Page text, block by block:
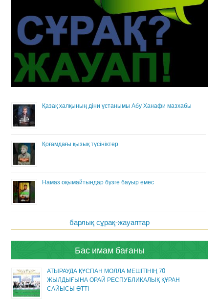
Қазақ халқының діни ұстанымы Абу Ханафи мазхабы
Қоғамдағы қызық түсініктер
Намаз оқымайтындар бузге бауыр емес
барлық сұрақ-жауаптар
Бас имам бағаны
АТЫРАУДА ҚҰСПАН МОЛЛА МЕШІТІНІҢ 70
ЖЫЛДЫҒЫНА ОРАЙ РЕСПУБЛИКАЛЫҚ ҚҰРАН
САЙЫСЫ ӨТТІ